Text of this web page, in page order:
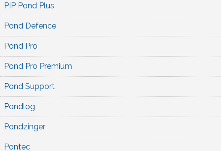
PIP Pond Plus
Pond Defence
Pond Pro
Pond Pro Premium
Pond Support
Pondlog
Pondzinger
Pontec